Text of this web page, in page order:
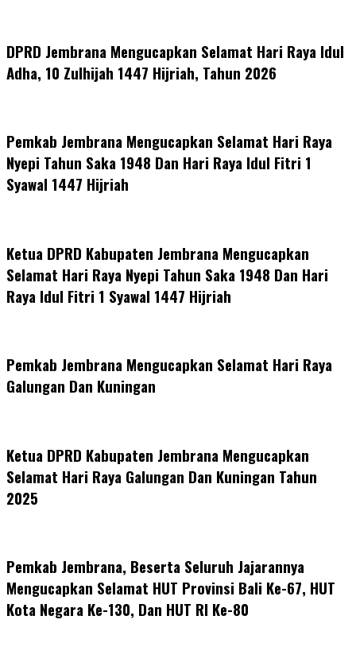
DPRD Jembrana Mengucapkan Selamat Hari Raya Idul
Adha, 10 Zulhijah 1447 Hijriah, Tahun 2026
Pemkab Jembrana Mengucapkan Selamat Hari Raya
Nyepi Tahun Saka 1948 Dan Hari Raya Idul Fitri 1
Syawal 1447 Hijriah
Ketua DPRD Kabupaten Jembrana Mengucapkan
Selamat Hari Raya Nyepi Tahun Saka 1948 Dan Hari
Raya Idul Fitri 1 Syawal 1447 Hijriah
Pemkab Jembrana Mengucapkan Selamat Hari Raya
Galungan Dan Kuningan
Ketua DPRD Kabupaten Jembrana Mengucapkan
Selamat Hari Raya Galungan Dan Kuningan Tahun
2025
Pemkab Jembrana, Beserta Seluruh Jajarannya
Mengucapkan Selamat HUT Provinsi Bali Ke-67, HUT
Kota Negara Ke-130, Dan HUT RI Ke-80